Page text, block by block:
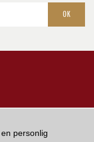
OK
OCH ATT BIDRA
personlig